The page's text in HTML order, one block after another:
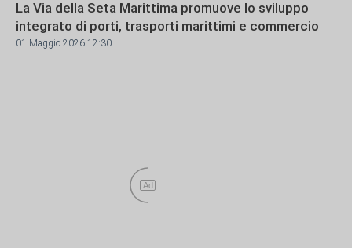
La Via della Seta Marittima promuove lo sviluppo
integrato di porti, trasporti marittimi e commercio
01 Maggio 2026 12:30
Ad